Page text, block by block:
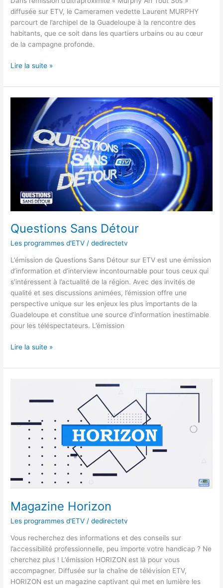
diffusée sur ETV, le Cameramen vedette Laurent MURPHY
parcourt de l’archipel de la Guadeloupe à la rencontre des
habitants, que ce soit dans les quartiers urbains ou au cœur
de la campagne profonde.
Lire la suite »
Questions Sans Détour
Les programmes d'ETV /dedirectetv
L’émission de Questions Sans Détour sur ETV est une émission
d’information et d’interview incontournable pour tous ceux qui
s’intéressent à l’actualité de la région. Avec des invités de
qualité et ses discussions animées, l’émission offre une
perspective unique sur les enjeux les plus importants de la
Guadeloupe et constitue une source d’information inestimable
pour les téléspectateurs. L’émission
Détour
Lire la suite »
Magazine Horizon
Les programmes d'ETV /dedirectetv
Vous recherchez des informations et des conseils sur
l’accessibilité professionnelle, peu importe votre handicap ? Ne
cherchez plus ! L’émission HORIZON est là pour vous
accompagner. Diffusée sur la chaîne de télévision ETV,
HORIZON est un magazine captivant qui met en lumière les